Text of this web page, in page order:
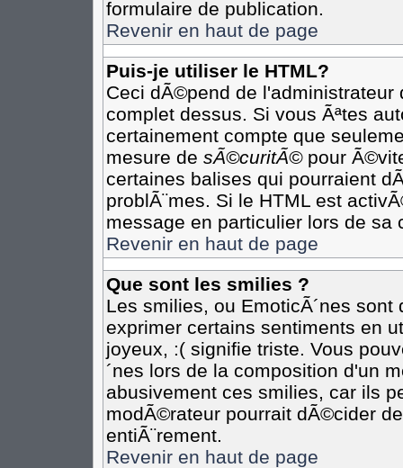
formulaire de publication.
Revenir en haut de page
Puis-je utiliser le HTML?
Ceci dÃ©pend de l'administrateur
complet dessus. Si vous Ãªtes
certainement compte que
mesure de sÃ©curitÃ©pour
certaines balises qui pourraient
problÃ¨mes. Si le HTML est
message en particulier lors de sa
Revenir en haut de page
Que sont les smilies ?
Les smilies, ou EmoticÃ´nes
exprimer certains sentiments en
joyeux, :( signifie triste. Vous
´nes lors de la composition d'un
abusivement ces smilies, car ils
modÃ©rateur pourrait dÃ©cider
entiÃ¨rement.
Revenir en haut de page